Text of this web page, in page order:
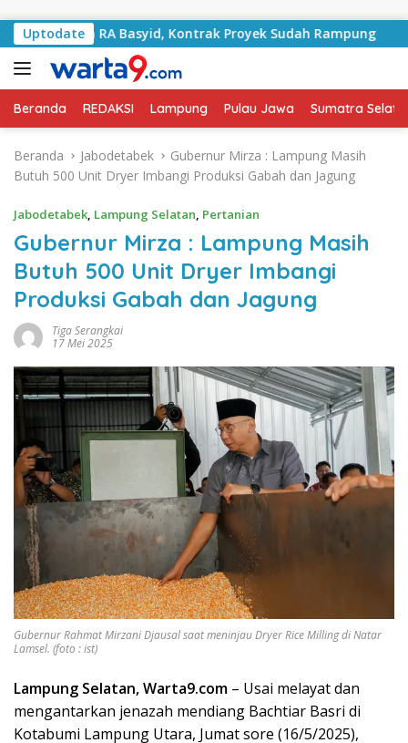
Uptodate
RA Basyid, Kontrak Proyek Sudah Rampung
Beranda REDAKSI Lampung Pulau Jawa Sumatra
Beranda Jabodetabek
Gubernur Mirza : Lampung Masih
Butuh 500 Unit Dryer Imbangi Produksi Gabah dan Jagung
Jabodetabek, Lampung Selatan, Pertanian
Gubernur Mirza : Lampung Masih
Butuh 500 Unit Dryer Imbangi
Produksi Gabah dan Jagung
Tiga Serangkai
17 Mei 2025
Gubernur Rahmat Mirzani Djausal saat meninjau Dryer Rice Milling di Natar
Lamsel. (foto : ist)
Lampung Selatan, Warta9.com – Usai melayat dan
mengantarkan jenazah mendiang Bachtiar Basri di
Kotabumi Lampung Utara, Jumat sore (16/5/2025),